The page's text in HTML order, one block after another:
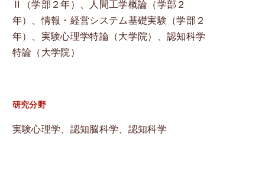
検
:
Ⅱ（学部２年）、人間工学概論（学部２
年）、情報・経営システム基礎実験（学部２
年）、実験心理学特論（大学院）、認知科学
特論（大学院）
研究分野
実験心理学、認知脳科学、認知科学